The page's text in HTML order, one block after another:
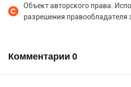
Объект авторского права.
разрешения правообладателя
Комментарии 0